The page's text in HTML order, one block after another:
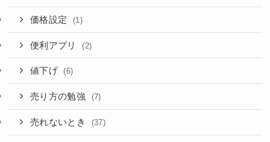
価格設定 (1)
便利アプリ (2)
値下げ (6)
売り方の勉強 (7)
売れないとき (37)